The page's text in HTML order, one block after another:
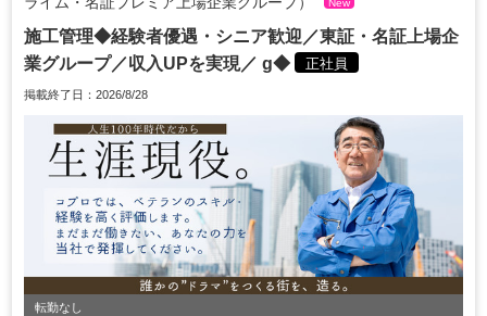
New
施工管理◆経験者優遇・シニア歓迎／東証・名証上場企
業グループ／収入UPを実現／ g◆
正社員
掲載終了日：2026/8/28
転勤なし